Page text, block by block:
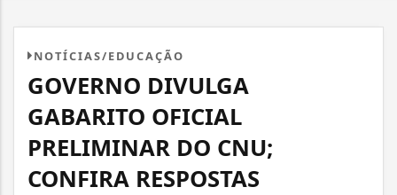
NOTÍCIAS/EDUCAÇÃO
GOVERNO DIVULGA
GABARITO OFICIAL
PRELIMINAR DO CNU;
CONFIRA RESPOSTAS